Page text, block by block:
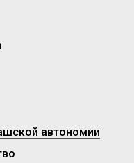
автономии